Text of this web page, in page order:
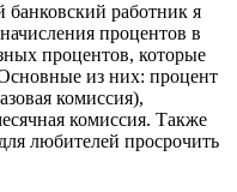
работник я
процентов в
процентов, которые
из них: процент
комиссия),
комиссия. Также
любителей просрочить